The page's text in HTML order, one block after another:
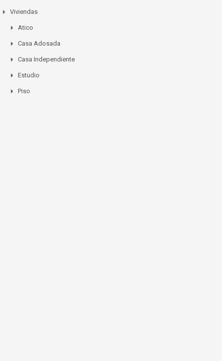
Viviendas
Atico
Casa Adosada
Casa Independiente
Estudio
Piso